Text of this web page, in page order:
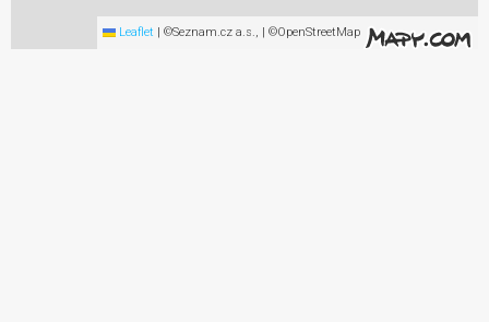
Leaflet | ©Seznam.cz a.s., | ©OpenStreetMap